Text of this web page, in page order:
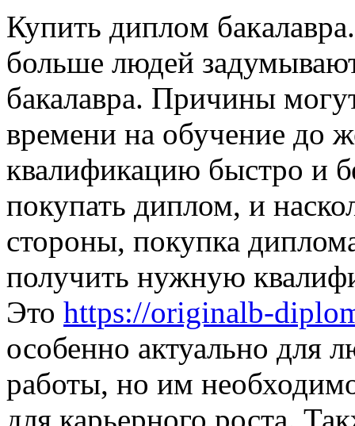
Купить диплoм
больше людей
бакалавра. Причины
времени на обучение до
квалификацию быстро и
покупать диплом, и
стороны, покупка
получить нужную
Это https://originalb-
особенно актуально для
работы, но им
для карьерного роста.